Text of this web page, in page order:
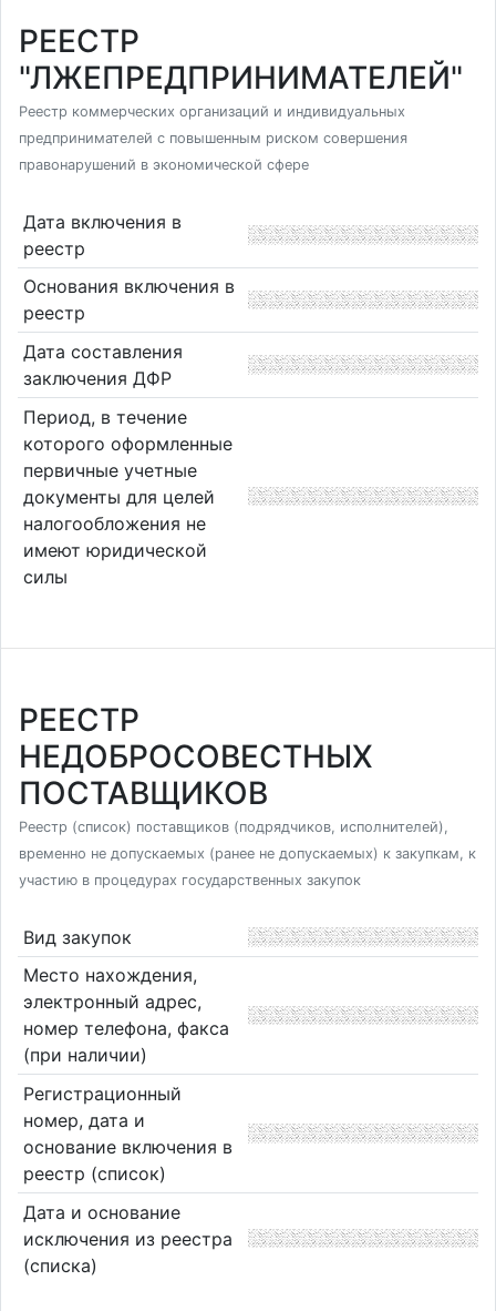
РЕЕСТР
"ЛЖЕПРЕДПРИНИМАТЕЛЕЙ"
Реестр коммерческих организаций и индивидуальных
предпринимателей с повышенным риском совершения
правонарушений в экономической сфере
Дата включения в
реестр
Основания включения в
реестр
Дата составления
заключения ДФР
Период, в течение
которого оформленные
первичные учетные
документы для целей
налогообложения не
имеют юридической
силы
РЕЕСТР
НЕДОБРОСОВЕСТНЫХ
ПОСТАВЩИКОВ
Реестр (список) поставщиков (подрядчиков, исполнителей),
временно не допускаемых (ранее не допускаемых) к закупкам, к
участию в процедурах государственных закупок
Вид закупок
Место нахождения,
электронный адрес,
номер телефона, факса
(при наличии)
Регистрационный
номер, дата и
основание включения в
реестр (список)
Дата и основание
исключения из реестра
(списка)